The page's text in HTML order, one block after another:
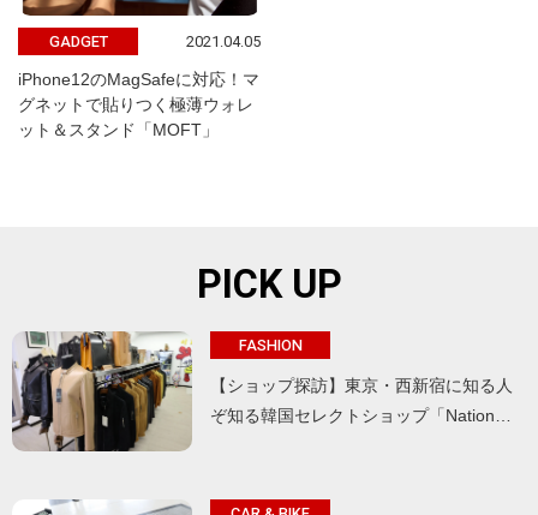
GADGET 2021.04.05
iPhone12のMagSafeに対応！マ
グネットで貼りつく極薄ウォレ
ット＆スタンド「MOFT」
PICK UP
FASHION
【ショップ探訪】東京・西新宿に知る人
ぞ知る韓国セレクトショップ「Nation…